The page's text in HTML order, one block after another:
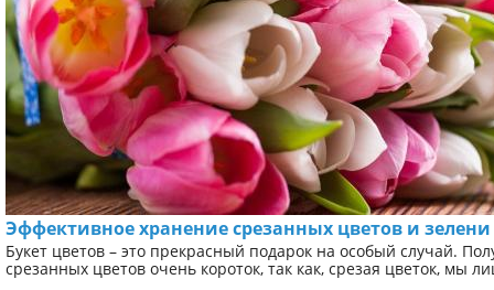
Эффективное хранение срезанных цветов и зелени
Букет цветов – это прекрасный подарок на особый случай.
срезанных цветов очень короток, так как, срезая цветок, мы